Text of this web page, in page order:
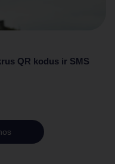
QR kodus ir SMS